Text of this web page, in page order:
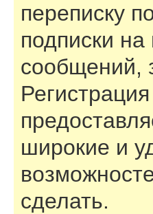
переписку
подписки
сообщений,
широкие и
сделать.